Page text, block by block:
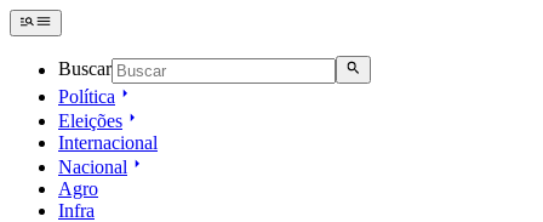
Buscar
Política
Eleições
Internacional
Nacional
Agro
Infra